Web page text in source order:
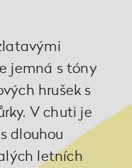
jemná s tóny
hrušek s
V chuti je
dlouhou
letních